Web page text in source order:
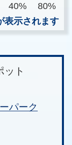
40%
80%
表示されます
ット
パーク